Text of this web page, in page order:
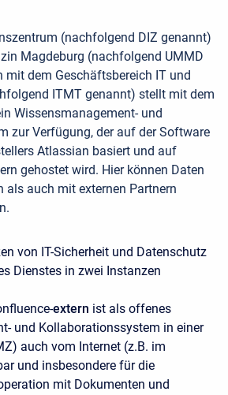
(nachfolgend DIZ genannt)
Magdeburg (nachfolgend UMMD
dem Geschäftsbereich IT und
ITMT genannt) stellt mit dem
Wissensmanagement- und
zur Verfügung, der auf der Software
Atlassian basiert und auf
gehostet wird. Hier können Daten
als auch mit externen Partnern
von IT-Sicherheit und Datenschutz
Dienstes in zwei Instanzen
extern ist als offenes
und Kollaborationssystem in einer
auch vom Internet (z.B. im
und insbesondere für die
mit Dokumenten und